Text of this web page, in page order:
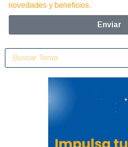
novedades y beneficios.
Enviar